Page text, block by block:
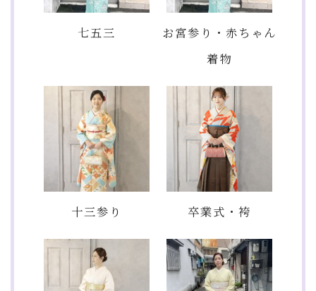
七五三
お宮参り・赤ちゃん
着物
十三参り 卒業式・袴